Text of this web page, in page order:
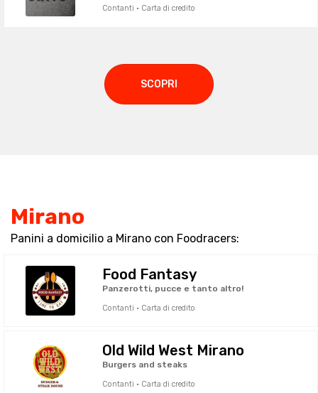
Contanti · Carta di credito
SCOPRI
Mirano
Panini a domicilio a Mirano con Foodracers:
Food Fantasy
Panzerotti, pucce e tanto altro!
Contanti · Carta di credito
Old Wild West Mirano
Burgers and steaks
Contanti · Carta di credito